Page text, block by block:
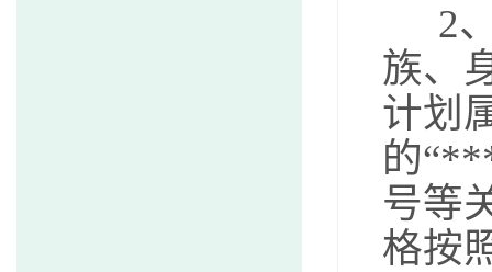
2
族、
计划
的
号等
格按